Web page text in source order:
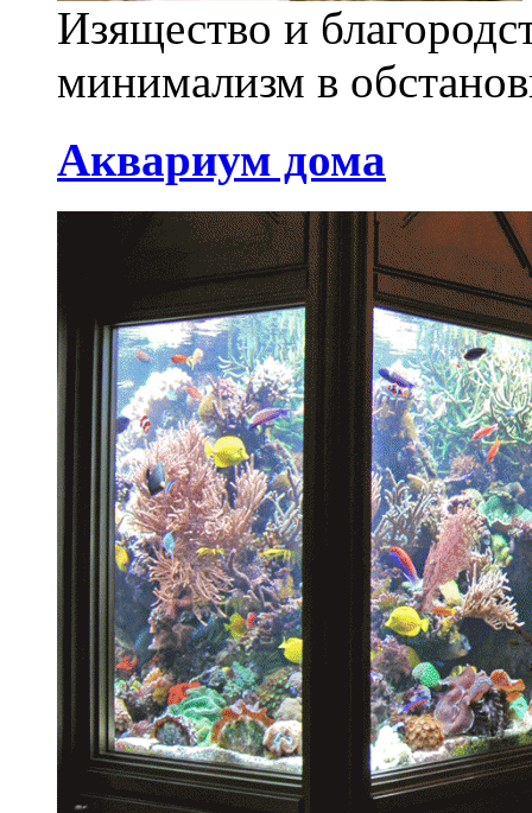
Изящество и
минимализм в
Аквариум дома